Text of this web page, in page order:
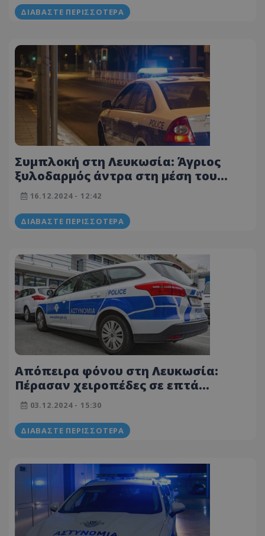
ΔΙΑΒΆΣΤΕ ΠΕΡΙΣΣΌΤΕΡΑ
Συμπλοκή στη Λευκωσία: Άγριος
ξυλοδαρμός άντρα στη μέση του
δρόμου
16.12.2024 - 12:42
ΔΙΑΒΆΣΤΕ ΠΕΡΙΣΣΌΤΕΡΑ
Απόπειρα φόνου στη Λευκωσία:
Πέρασαν χειροπέδες σε επτά
πρόσωπα στη Λεμεσό - Προηγήθηκε
συντονισμένη επιχείρηση
03.12.2024 - 15:30
ΔΙΑΒΆΣΤΕ ΠΕΡΙΣΣΌΤΕΡΑ